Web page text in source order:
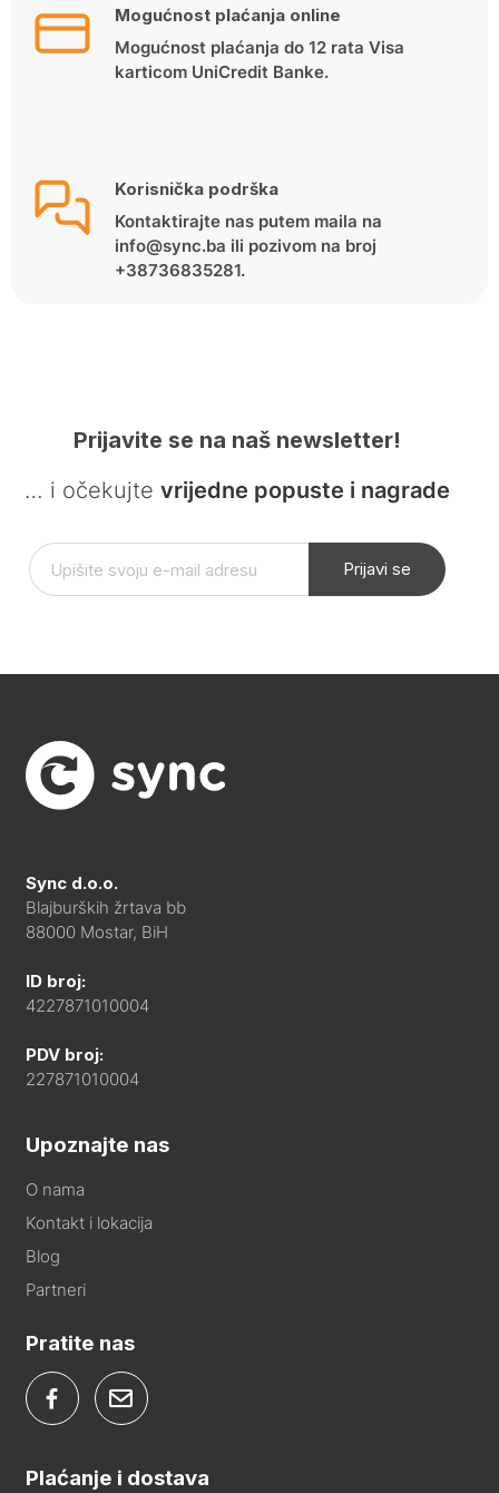
Mogućnost plaćanja online
Mogućnost plaćanja do 12 rata Visa
karticom UniCredit Banke.
Korisnička podrška
Kontaktirajte nas putem maila na
info@sync.ba ili pozivom na broj
+38736835281.
Prijavite se na naš newsletter!
… i očekujte vrijedne popuste i nagrade
Prijavi se
Sync d.o.o.
Blajburških žrtava bb
88000 Mostar, BiH
ID broj:
4227871010004
PDV broj:
227871010004
Upoznajte nas
O nama
Kontakt i lokacija
Blog
Partneri
Pratite nas
Plaćanje i dostava